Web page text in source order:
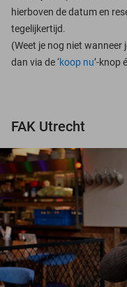
hierboven de datum en
tegelijkertijd.
(Weet je nog niet wanneer
dan via de ‘koop nu’-knop
FAK Utrecht